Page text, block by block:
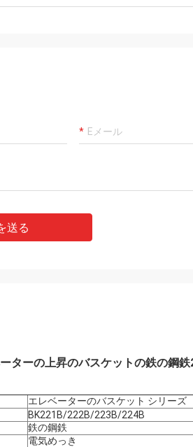
envios enのtiempoをtienen。Queremos
送る
ターの上昇のバスケットの鉄の鋼
エレベーターのバスケット シリーズ
BK221B/222B/223B/224B
鉄の鋼鉄
電気めっき